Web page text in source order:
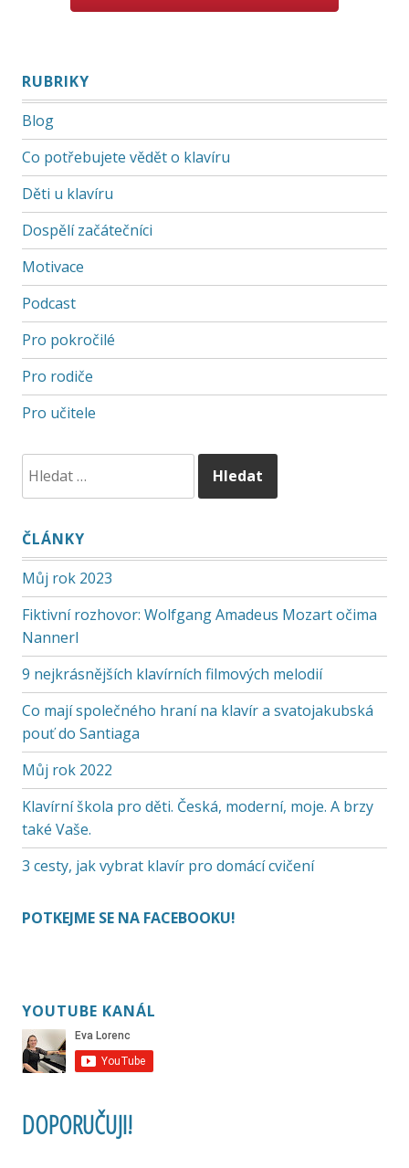
RUBRIKY
Blog
Co potřebujete vědět o klavíru
Děti u klavíru
Dospělí začátečníci
Motivace
Podcast
Pro pokročilé
Pro rodiče
Pro učitele
ČLÁNKY
Můj rok 2023
Fiktivní rozhovor: Wolfgang Amadeus Mozart očima
Nannerl
9 nejkrásnějších klavírních filmových melodií
Co mají společného hraní na klavír a svatojakubská
pouť do Santiaga
Můj rok 2022
Klavírní škola pro děti. Česká, moderní, moje. A brzy
také Vaše.
3 cesty, jak vybrat klavír pro domácí cvičení
POTKEJME SE NA FACEBOOKU!
YOUTUBE KANÁL
DOPORUČUJI!